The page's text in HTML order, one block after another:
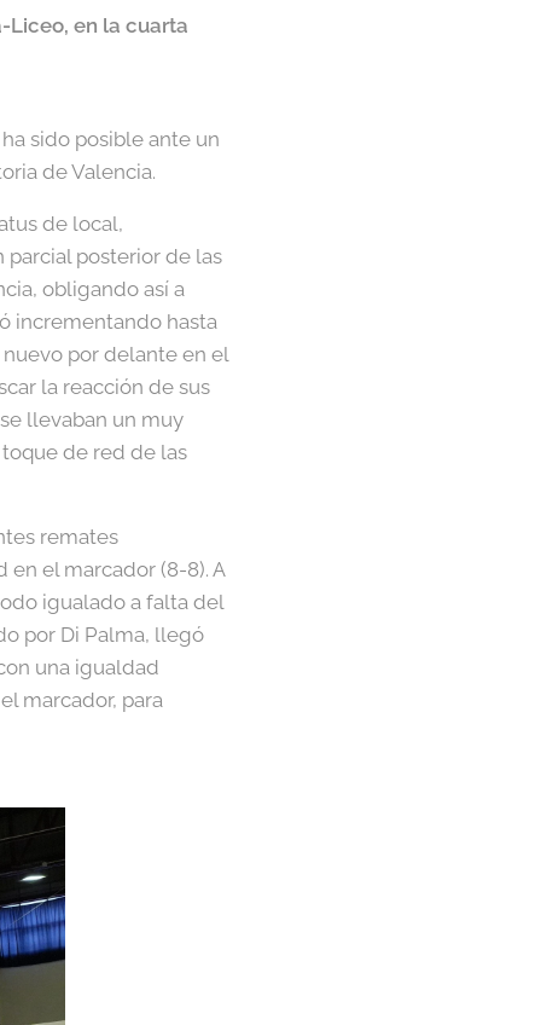
Liceo, en la cuarta
sido posible ante un
de Valencia.
de local,
posterior de las
obligando así a
incrementando hasta
nuevo por delante en el
la reacción de sus
llevaban un muy
de red de las
remates
el marcador (8-8). A
igualado a falta del
por Di Palma, llegó
una igualdad
marcador, para